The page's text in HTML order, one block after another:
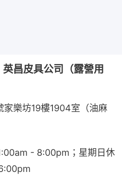
昌皮具公司（露營用
樂坊19樓1904室（油麻
- 8:00pm；星期日休